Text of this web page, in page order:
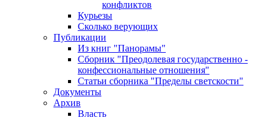
конфликтов
Курьезы
Сколько верующих
Публикации
Из книг "Панорамы"
Сборник "Преодолевая государственно -
конфессиональные отношения"
Статьи сборника "Пределы светскости"
Документы
Архив
Власть